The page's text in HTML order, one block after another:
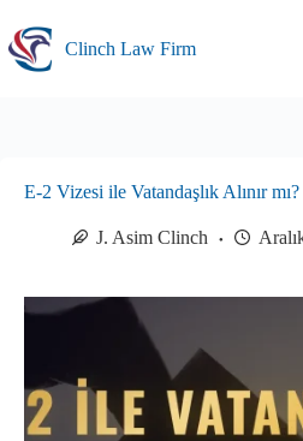
content
Clinch Law Firm
E-2 Vizesi ile Vatandaşlık Alınır mı?
J. Asim Clinch